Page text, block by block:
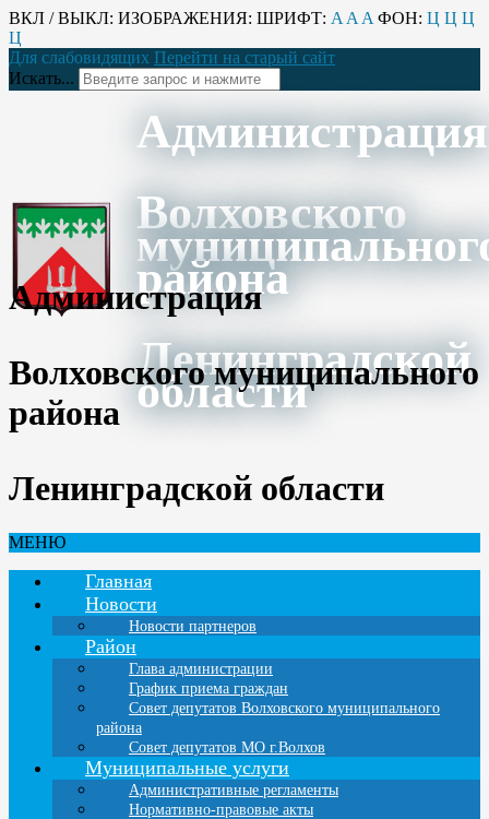
ВКЛ / ВЫКЛ: ИЗОБРАЖЕНИЯ: ШРИФТ: A A A ФОН: Ц Ц Ц
Ц
Для слабовидящих Перейти на старый сайт
Искать...
Администрация
Волховского
района
Ленинградской
области
Администрация
Волховского муниципального
района
Ленинградской области
МЕНЮ
Главная
Новости
Новости партнеров
Район
Глава администрации
График приема граждан
Совет депутатов Волховского муниципального
района
Совет депутатов МО г.Волхов
Муниципальные услуги
Административные регламенты
Нормативно-правовые акты